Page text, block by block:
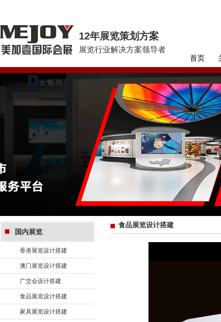
12年展览策划方案
展览行业解决方案领导者
首页
国内展览
香港展览设计搭建
澳门展览设计搭建
广交会设计搭建
食品展览设计搭建
家具展览设计搭建
食品展览设计搭建